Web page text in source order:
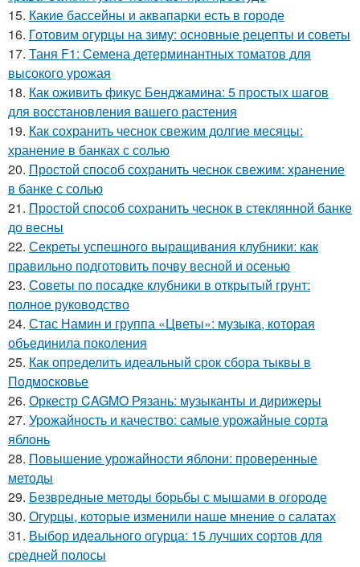
15. Какие бассейны и аквапарки есть в городе
16. Готовим огурцы на зиму: основные рецепты и советы
17. Таня F1: Семена детерминантных томатов для
высокого урожая
18. Как оживить фикус Бенджамина: 5 простых шагов
для восстановления вашего растения
19. Как сохранить чеснок свежим долгие месяцы:
хранение в банках с солью
20. Простой способ сохранить чеснок свежим: хранение
в банке с солью
21. Простой способ сохранить чеснок в стеклянной банке
до весны
22. Секреты успешного выращивания клубники: как
правильно подготовить почву весной и осенью
23. Советы по посадке клубники в открытый грунт:
полное руководство
24. Стас Намин и группа «Цветы»: музыка, которая
объединила поколения
25. Как определить идеальный срок сбора тыквы в
Подмосковье
26. Оркестр CAGMO Рязань: музыканты и дирижеры
27. Урожайность и качество: самые урожайные сорта
яблонь
28. Повышение урожайности яблони: проверенные
методы
29. Безвредные методы борьбы с мышами в огороде
30. Огурцы, которые изменили наше мнение о салатах
31. Выбор идеального огурца: 15 лучших сортов для
средней полосы